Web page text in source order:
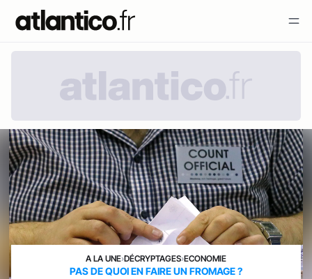
A LA UNE›DÉCRYPTAGES›ECONOMIE
PAS DE QUOI EN FAIRE UN FROMAGE ?